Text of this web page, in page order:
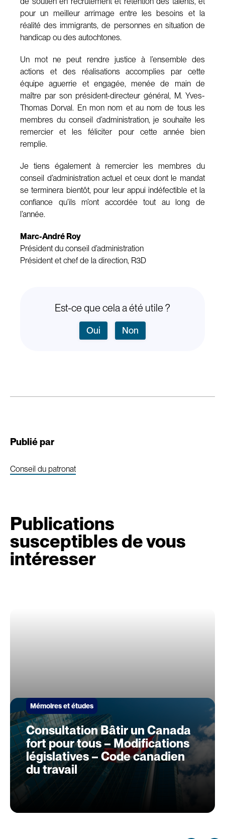
pour un meilleur arrimage entre les besoins et la
réalité des immigrants, de personnes en situation de
handicap ou des autochtones.
Un mot ne peut rendre justice à l’ensemble des
actions et des réalisations accomplies par cette
équipe aguerrie et engagée, menée de main de
maître par son président-directeur général, M. Yves-
Thomas Dorval. En mon nom et au nom de tous les
membres du conseil d’administration, je souhaite les
remercier et les féliciter pour cette année bien
remplie.
Je tiens également à remercier les membres du
conseil d’administration actuel et ceux dont le mandat
se terminera bientôt, pour leur appui indéfectible et la
confiance qu’ils m’ont accordée tout au long de
l’année.
Marc-André Roy
Président du conseil d’administration
Président et chef de la direction, R3D
Est-ce que cela a été utile ?
Oui Non
Publié par
Conseil du patronat
Publications
susceptibles de vous
intéresser
Mémoires et études
Consultation Bâtir un Canada
fort pour tous – Modifications
législatives – Code canadien
du travail